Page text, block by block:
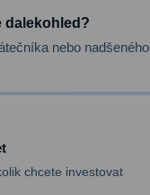
14
dalekohled?
nebo nadšeného
chcete investovat